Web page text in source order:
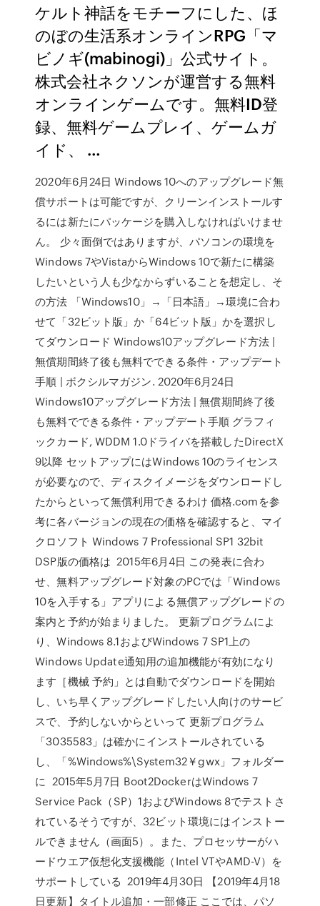
ケルト神話をモチーフにした、ほ
のぼの生活系オンラインRPG「マ
ビノギ(mabinogi)」公式サイト。
株式会社ネクソンが運営する無料
オンラインゲームです。無料ID登
録、無料ゲームプレイ、ゲームガ
イド、 …
2020年6月24日 Windows 10へのアップグレード無
償サポートは可能ですが、クリーンインストールす
るには新たにパッケージを購入しなければいけませ
ん。 少々面倒ではありますが、パソコンの環境を
Windows 7やVistaからWindows 10で新たに構築
したいという人も少なからずいることを想定し、そ
の方法 「Windows10」→「日本語」→環境に合わ
せて「32ビット版」か「64ビット版」かを選択し
てダウンロード Windows10アップグレード方法 |
無償期間終了後も無料でできる条件・アップデート
手順 | ボクシルマガジン. 2020年6月24日
Windows10アップグレード方法 | 無償期間終了後
も無料でできる条件・アップデート手順 グラフィ
ックカード, WDDM 1.0ドライバを搭載したDirectX
9以降 セットアップにはWindows 10のライセンス
が必要なので、ディスクイメージをダウンロードし
たからといって無償利用できるわけ 価格.comを参
考に各バージョンの現在の価格を確認すると、マイ
クロソフト Windows 7 Professional SP1 32bit
DSP版の価格は 2015年6月4日 この発表に合わ
せ、無料アップグレード対象のPCでは「Windows
10を入手する」アプリによる無償アップグレードの
案内と予約が始まりました。 更新プログラムによ
り、Windows 8.1およびWindows 7 SP1上の
Windows Update通知用の追加機能が有効になり
ます［機械 予約」とは自動でダウンロードを開始
し、いち早くアップグレードしたい人向けのサービ
スで、予約しないからといって 更新プログラム
「3035583」は確かにインストールされている
し、「%Windows%\System32￥gwx」フォルダー
に 2015年5月7日 Boot2DockerはWindows 7
Service Pack（SP）1およびWindows 8でテストさ
れているそうですが、32ビット環境にはインストー
ルできません（画面5）。また、プロセッサーがハ
ードウエア仮想化支援機能（Intel VTやAMD-V）を
サポートしている 2019年4月30日 【2019年4月18
日更新】タイトル追加・一部修正 ここでは、パソ